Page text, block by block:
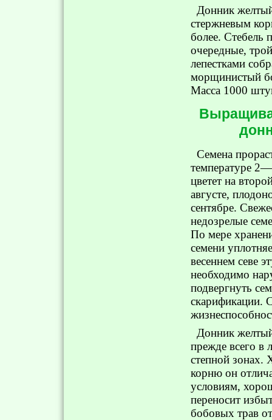
Донник
стержневым
более. Стебель
очередные,
лепестками
морщинистый
Масса 1000
Семена
температуре
цветет на
августе,
сентябре.
недозрелые
По мере
семени
весеннем севе
необходимо
подвергнуть
скарификации.
Донник
прежде всего в
степной зонах.
корню он
условиям,
переносит
бобовых трав